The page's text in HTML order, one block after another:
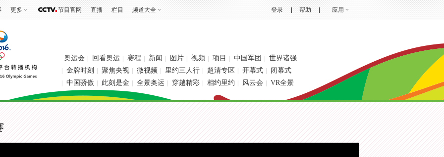
更多 节目官网 直播 栏目 频道大全 帮助 应用
登录
奥运会 回看奥运 赛程 新闻 图片 视频 项目 中国军团 世界诸强
金牌时刻 聚焦央视 微视频 里约三人行 超清专区 开幕式 闭幕式
中国骄傲 此刻是金 全景奥运 穿越精彩 相约里约 风云会 VR全景